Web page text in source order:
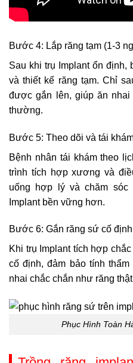
Bước 4: Lắp răng tạm (1-3
Sau khi trụ Implant ổn
và thiết kế răng tạm. Chỉ
được gắn lên, giúp ăn
thường.
Bước 5: Theo dõi và tái
Bệnh nhân tái khám theo
trình tích hợp xương và
uống hợp lý và chăm sóc
Implant bền vững hơn.
Bước 6: Gắn răng sứ cố
Khi trụ Implant tích hợp
cố định, đảm bảo tính
nhai chắc chắn như răng
Phục Hình Toàn